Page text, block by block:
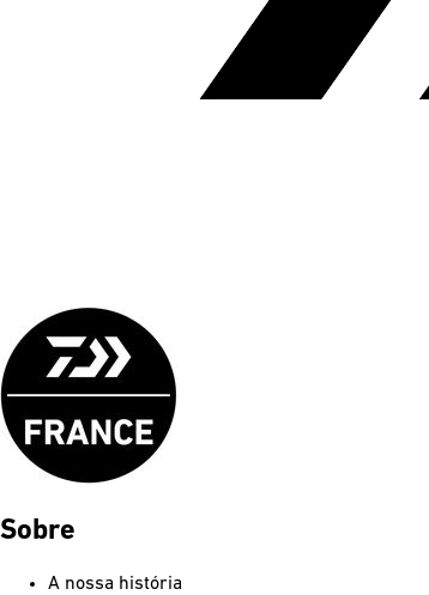
Sobre
A nossa história